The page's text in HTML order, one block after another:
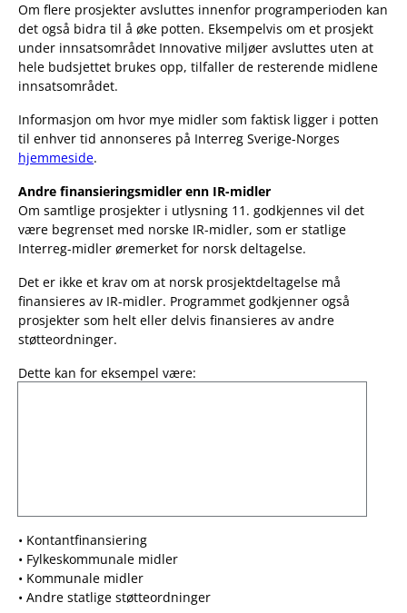
Om flere prosjekter avsluttes innenfor programperioden kan
det også bidra til å øke potten. Eksempelvis om et prosjekt
under innsatsområdet Innovative miljøer avsluttes uten at
hele budsjettet brukes opp, tilfaller de resterende midlene
innsatsområdet.
Informasjon om hvor mye midler som faktisk ligger i potten
til enhver tid annonseres på Interreg Sverige-Norges
hjemmeside.
Andre finansieringsmidler enn IR-midler
Om samtlige prosjekter i utlysning 11. godkjennes vil det
være begrenset med norske IR-midler, som er statlige
Interreg-midler øremerket for norsk deltagelse.
Det er ikke et krav om at norsk prosjektdeltagelse må
finansieres av IR-midler. Programmet godkjenner også
prosjekter som helt eller delvis finansieres av andre
støtteordninger.
Dette kan for eksempel være:
• Kontantfinansiering
• Fylkeskommunale midler
• Kommunale midler
• Andre statlige støtteordninger